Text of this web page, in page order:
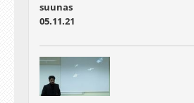
suunas
05.11.21